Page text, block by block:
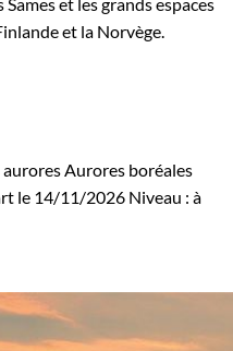
et la Norvège.
aurores Aurores boréales
le 14/11/2026 Niveau : à